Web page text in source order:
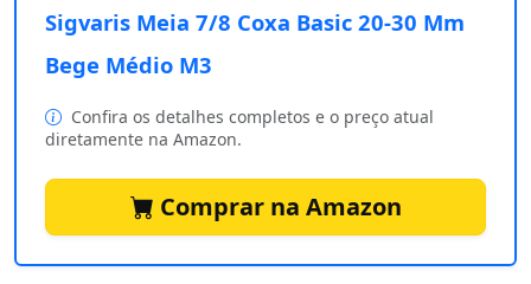
Sigvaris Meia 7/8 Coxa Basic 20-30 Mm
Bege Médio M3
Confira os detalhes completos e o preço atual
diretamente na Amazon.
Comprar na Amazon